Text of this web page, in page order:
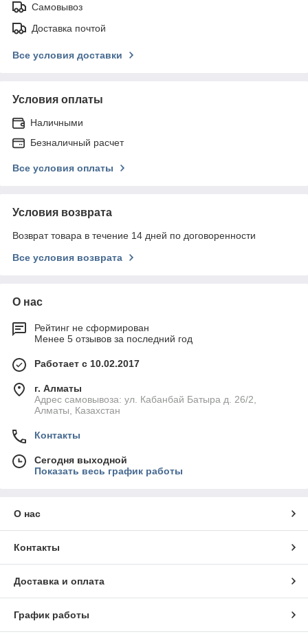
Самовывоз
Доставка почтой
Все условия доставки
Условия оплаты
Наличными
Безналичный расчет
Все условия оплаты
Условия возврата
Возврат товара в течение 14 дней по договоренности
Все условия возврата
О нас
Рейтинг не сформирован
Менее 5 отзывов за последний год
Работает с 10.02.2017
г. Алматы
Адрес самовывоза: ул. Кабанбай Батыра д. 26/2,
Алматы, Казахстан
Контакты
Сегодня выходной
Показать весь график работы
О нас
Контакты
Доставка и оплата
График работы